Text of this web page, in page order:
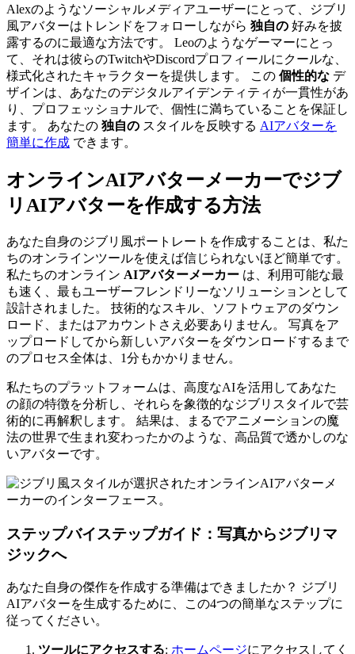
Alexのようなソーシャルメディアユーザーにとって、ジブリ
風アバターはトレンドをフォローしながら 独自の 好みを披
露するのに最適な方法です。 Leoのようなゲーマーにとっ
て、それは彼らのTwitchやDiscordプロフィールにクールな、
様式化されたキャラクターを提供します。 この 個性的な デ
ザインは、あなたのデジタルアイデンティティが一貫性があ
り、プロフェッショナルで、個性に満ちていることを保証し
ます。 あなたの 独自の スタイルを反映する AIアバターを
簡単に作成 できます。
オンラインAIアバターメーカーでジブ
リAIアバターを作成する方法
あなた自身のジブリ風ポートレートを作成することは、私た
ちのオンラインツールを使えば信じられないほど簡単です。
私たちのオンライン AIアバターメーカー は、利用可能な最
も速く、最もユーザーフレンドリーなソリューションとして
設計されました。 技術的なスキル、ソフトウェアのダウン
ロード、またはアカウントさえ必要ありません。 写真をア
ップロードしてから新しいアバターをダウンロードするまで
のプロセス全体は、1分もかかりません。
私たちのプラットフォームは、高度なAIを活用してあなた
の顔の特徴を分析し、それらを象徴的なジブリスタイルで芸
術的に再解釈します。 結果は、まるでアニメーションの魔
法の世界で生まれ変わったかのような、高品質で透かしのな
いアバターです。
ステップバイステップガイド：写真からジブリマ
ジックへ
あなた自身の傑作を作成する準備はできましたか？ ジブリ
AIアバターを生成するために、この4つの簡単なステップに
従ってください。
ツールにアクセスする: ホームページにアクセスしてく